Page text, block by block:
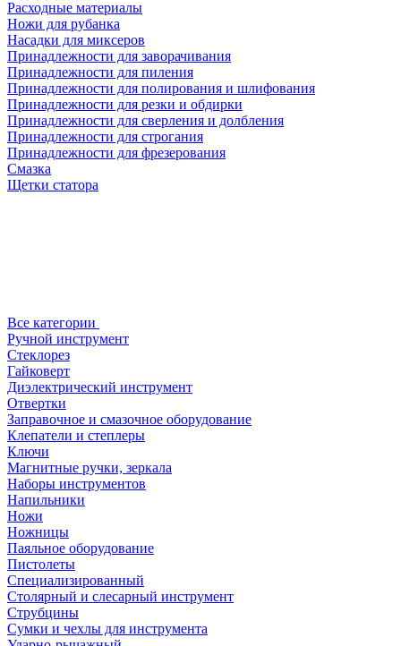
Расходные материалы
Ножи для рубанка
Насадки для миксеров
Принадлежности для заворачивания
Принадлежности для пиления
Принадлежности для полирования и шлифования
Принадлежности для резки и обдирки
Принадлежности для сверления и долбления
Принадлежности для строгания
Принадлежности для фрезерования
Смазка
Щетки статора
Все категории
Ручной инструмент
Стеклорез
Гайковерт
Диэлектрический инструмент
Отвертки
Заправочное и смазочное оборудование
Клепатели и степлеры
Ключи
Магнитные ручки, зеркала
Наборы инструментов
Напильники
Ножи
Ножницы
Паяльное оборудование
Пистолеты
Специализированный
Столярный и слесарный инструмент
Струбцины
Сумки и чехлы для инструмента